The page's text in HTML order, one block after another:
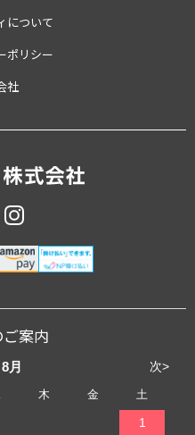
について
ポリシー
社
案内
次>
8月
木 金 土
1